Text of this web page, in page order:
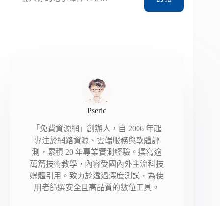
Pseric
「免費資源網」創辦人，自 2006 年起
專注於網路資源、雲端服務與軟體評
測，累積 20 年專業實測經驗。撰寫逾
萬篇技術教學，內容受國內外主流科技
媒體引用。致力於透過深度測試，為使
用者篩選安全且高品質的數位工具。